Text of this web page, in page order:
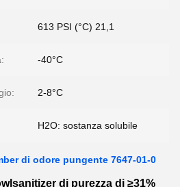
613 PSI (°C) 21,1
-40°C
2-8°C
H2O: sostanza solubile
di odore pungente 7647-01-0
di purezza di ≥31%